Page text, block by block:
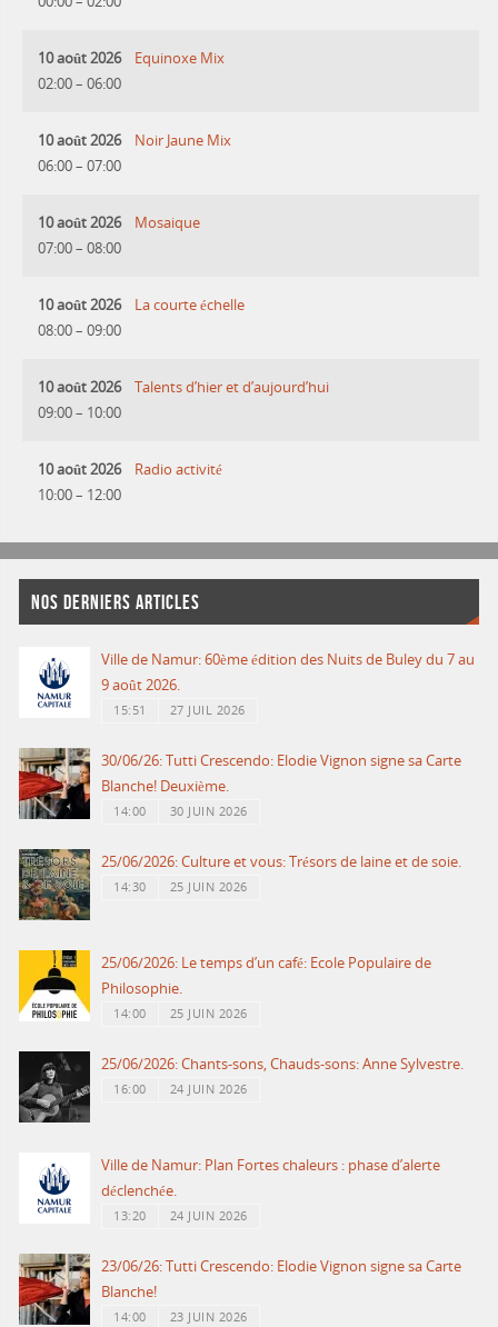
10 août 2026
02:00– 06:00
Equinoxe Mix
10 août 2026
06:00– 07:00
Noir Jaune Mix
10 août 2026
07:00– 08:00
Mosaique
10 août 2026
08:00– 09:00
La courte échelle
10 août 2026
09:00– 10:00
Talents d’hier et d’aujourd’hui
10 août 2026
10:00– 12:00
Radio activité
NOS DERNIERS ARTICLES
Ville de Namur: 60ème édition des Nuits de Buley du 7 au
9 août 2026.
15:51 27 JUIL 2026
30/06/26: Tutti Crescendo: Elodie Vignon signe sa Carte
Blanche! Deuxième.
14:00 30 JUIN 2026
25/06/2026: Culture et vous: Trésors de laine et de soie.
14:30 25 JUIN 2026
25/06/2026: Le temps d’un café: Ecole Populaire de
Philosophie.
14:00 25 JUIN 2026
25/06/2026: Chants-sons, Chauds-sons: Anne Sylvestre.
16:00 24 JUIN 2026
Ville de Namur: Plan Fortes chaleurs : phase d’alerte
déclenchée.
13:20 24 JUIN 2026
23/06/26: Tutti Crescendo: Elodie Vignon signe sa Carte
Blanche!
14:00 23 JUIN 2026